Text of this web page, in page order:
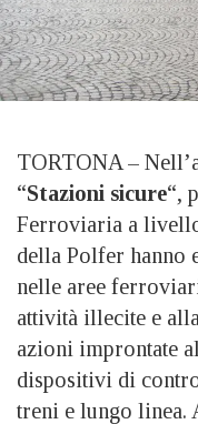
TORTONA –
“Stazioni sicure“,
Ferroviaria a
della Polfer hanno
nelle aree
attività illecite e
azioni improntate
dispositivi di
treni e lungo linea.